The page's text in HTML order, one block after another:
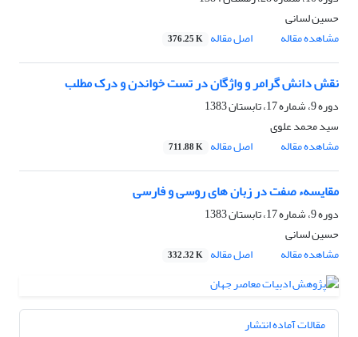
حسین لسانی
مشاهده مقاله
اصل مقاله 376.25 K
نقش دانش گرامر و واژگان در تست خواندن و درک مطلب
دوره 9، شماره 17، تابستان 1383
سید محمد علوی
مشاهده مقاله
اصل مقاله 711.88 K
مقایسهء صفت در زبان های روسی و فارسی
دوره 9، شماره 17، تابستان 1383
حسین لسانى
مشاهده مقاله
اصل مقاله 332.32 K
مقالات آماده انتشار